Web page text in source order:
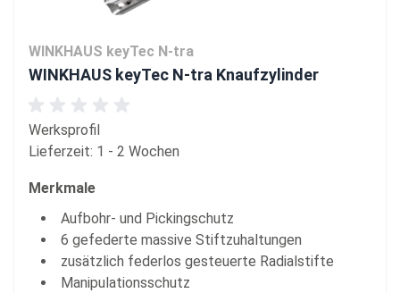
WINKHAUS keyTec N-tra
WINKHAUS keyTec N-tra Knaufzylinder
Werksprofil
Lieferzeit: 1 - 2 Wochen
Merkmale
Aufbohr- und Pickingschutz
6 gefederte massive Stiftzuhaltungen
zusätzlich federlos gesteuerte Radialstifte
Manipulationsschutz